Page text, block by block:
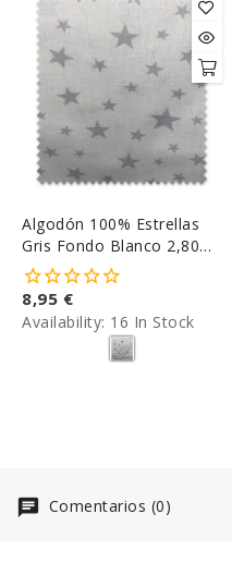
Algodón 100% Estrellas
Gris Fondo Blanco 2,80m
Ancho
8,95 €
Availability: 16 In Stock
Comentarios (0)